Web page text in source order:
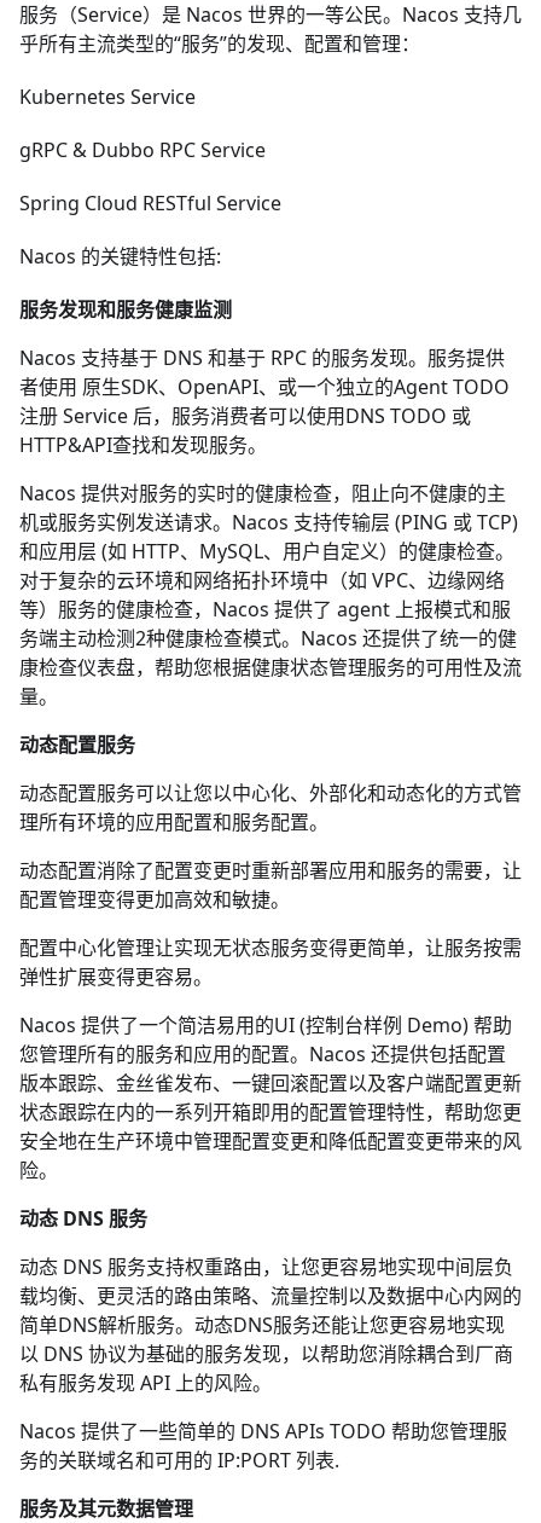
服务（Service）是 Nacos 世界的一等公民。Nacos 支持几
乎所有主流类型的“服务”的发现、配置和管理：
Kubernetes Service
gRPC& Dubbo RPC Service
Spring Cloud RESTful Service
Nacos 的关键特性包括:
服务发现和服务健康监测
Nacos 支持基于 DNS 和基于 RPC 的服务发现。服务提供
者使用 原生SDK、 OpenAPI、或一个独立的Agent TODO
注册 Service 后，服务消费者可以使用DNS TODO 或
HTTP&API查找和发现服务。
Nacos 提供对服务的实时的健康检查，阻止向不健康的主
机或服务实例发送请求。Nacos 支持传输层 (PING 或 TCP)
和应用层 (如 HTTP、MySQL、用户自定义）的健康检查。
对于复杂的云环境和网络拓扑环境中（如 VPC、边缘网络
等）服务的健康检查，Nacos 提供了 agent 上报模式和服
务端主动检测2种健康检查模式。Nacos 还提供了统一的健
康检查仪表盘，帮助您根据健康状态管理服务的可用性及流
量。
动态配置服务
动态配置服务可以让您以中心化、外部化和动态化的方式管
理所有环境的应用配置和服务配置。
动态配置消除了配置变更时重新部署应用和服务的需要，让
配置管理变得更加高效和敏捷。
配置中心化管理让实现无状态服务变得更简单，让服务按需
弹性扩展变得更容易。
Nacos 提供了一个简洁易用的UI (控制台样例 Demo) 帮助
您管理所有的服务和应用的配置。Nacos 还提供包括配置
版本跟踪、金丝雀发布、一键回滚配置以及客户端配置更新
状态跟踪在内的一系列开箱即用的配置管理特性，帮助您更
安全地在生产环境中管理配置变更和降低配置变更带来的风
险。
动态 DNS 服务
动态 DNS 服务支持权重路由，让您更容易地实现中间层负
载均衡、更灵活的路由策略、流量控制以及数据中心内网的
简单DNS解析服务。动态DNS服务还能让您更容易地实现
以 DNS 协议为基础的服务发现，以帮助您消除耦合到厂商
私有服务发现 API 上的风险。
Nacos 提供了一些简单的 DNS APIs TODO 帮助您管理服
务的关联域名和可用的 IP:PORT 列表.
服务及其元数据管理